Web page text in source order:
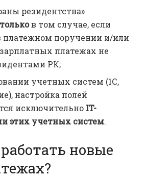
резидентства»
тольков том случае, если
платежном поручении и/или
платежах не
РК;
учетных систем (1С,
настройка полей
исключительно IT-
этих учетных систем.
новые